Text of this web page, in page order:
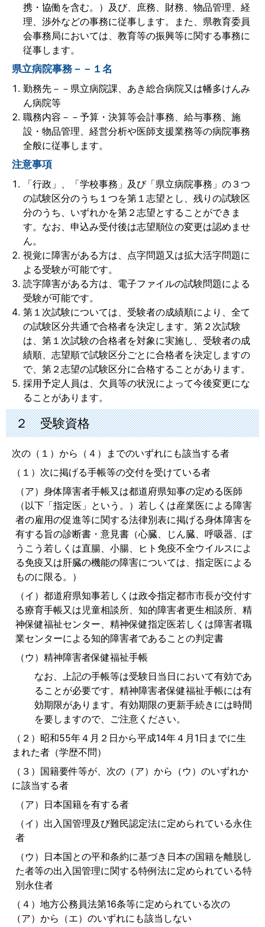
携・協働を含む。）及び、庶務、財務、物品管理、経
理、渉外などの事務に従事します。また、県教育委員
会事務局においては、教育等の振興等に関する事務に
従事します。
県立病院事務－－１名
勤務先－－県立病院課、あき総合病院又は幡多けんみ
ん病院等
職務内容－－予算・決算等会計事務、給与事務、施
設・物品管理、経営分析や医師支援業務等の病院事務
全般に従事します。
注意事項
「行政」、「学校事務」及び「県立病院事務」の３つ
の試験区分のうち１つを第１志望とし、残りの試験区
分のうち、いずれかを第２志望とすることができま
す。なお、申込み受付後は志望順位の変更は認めませ
ん。
視覚に障害がある方は、点字問題又は拡大活字問題に
よる受験が可能です。
読字障害がある方は、電子ファイルの試験問題による
受験が可能です。
第１次試験については、受験者の成績順により、全て
の試験区分共通で合格者を決定します。第２次試験
は、第１次試験の合格者を対象に実施し、受験者の成
績順、志望順で試験区分ごとに合格者を決定しますの
で、第２志望の試験区分に合格することがあります。
採用予定人員は、欠員等の状況によって今後変更にな
ることがあります。
２ 受験資格
次の（１）から（４）までのいずれにも該当する者
（１）次に掲げる手帳等の交付を受けている者
（ア）身体障害者手帳又は都道府県知事の定める医師
（以下「指定医」という。）若しくは産業医による障害
者の雇用の促進等に関する法律別表に掲げる身体障害を
有する旨の診断書・意見書（心臓、じん臓、呼吸器、ぼ
うこう若しくは直腸、小腸、ヒト免疫不全ウイルスによ
る免疫又は肝臓の機能の障害については、指定医による
ものに限る。）
（イ）都道府県知事若しくは政令指定都市市長が交付す
る療育手帳又は児童相談所、知的障害者更生相談所、精
神保健福祉センター、精神保健指定医若しくは障害者職
業センターによる知的障害者であることの判定書
（ウ）精神障害者保健福祉手帳
なお、上記の手帳等は受験日当日において有効であ
ることが必要です。精神障害者保健福祉手帳には有
効期限があります。有効期限の更新手続きには時間
を要しますので、ご注意ください。
（２）昭和55年４月２日から平成14年４月1日までに生
まれた者（学歴不問）
（３）国籍要件等が、次の（ア）から（ウ）のいずれか
に該当する者
（ア）日本国籍を有する者
（イ）出入国管理及び難民認定法に定められている永住
者
（ウ）日本国との平和条約に基づき日本の国籍を離脱し
た者等の出入国管理に関する特例法に定められている特
別永住者
（４）地方公務員法第16条等に定められている次の
（ア）から（エ）のいずれにも該当しない